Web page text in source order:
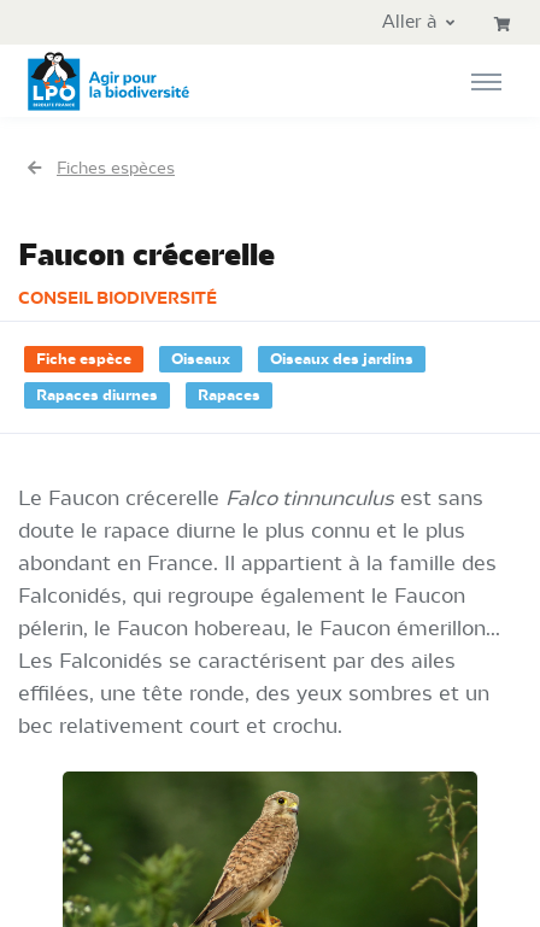
Aller au menu principal
Aller à
Fiches espèces
Faucon crécerelle
CONSEIL BIODIVERSITÉ
Fiche espèce Oiseaux
Oiseaux des jardins
Rapaces diurnes
Rapaces
Le Faucon crécerelle Falco tinnunculus est sans
doute le rapace diurne le plus connu et le plus
abondant en France. Il appartient à la famille des
Falconidés, qui regroupe également le Faucon
pélerin, le Faucon hobereau, le Faucon émerillon...
Les Falconidés se caractérisent par des ailes
effilées, une tête ronde, des yeux sombres et un
bec relativement court et crochu.